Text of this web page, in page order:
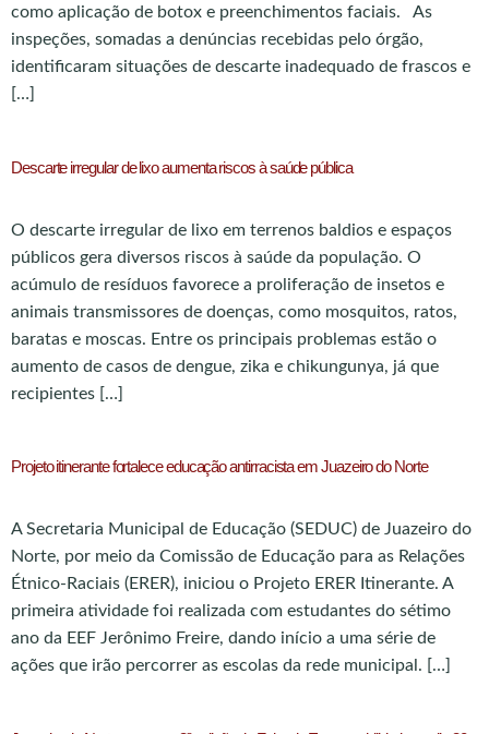
como aplicação de botox e preenchimentos faciais. As
inspeções, somadas a denúncias recebidas pelo órgão,
identificaram situações de descarte inadequado de frascos e
[…]
Descarte irregular de lixo aumenta riscos à saúde pública
O descarte irregular de lixo em terrenos baldios e espaços
públicos gera diversos riscos à saúde da população. O
acúmulo de resíduos favorece a proliferação de insetos e
animais transmissores de doenças, como mosquitos, ratos,
baratas e moscas. Entre os principais problemas estão o
aumento de casos de dengue, zika e chikungunya, já que
recipientes […]
Projeto itinerante fortalece educação antirracista em Juazeiro do Norte
A Secretaria Municipal de Educação (SEDUC) de Juazeiro do
Norte, por meio da Comissão de Educação para as Relações
Étnico-Raciais (ERER), iniciou o Projeto ERER Itinerante. A
primeira atividade foi realizada com estudantes do sétimo
ano da EEF Jerônimo Freire, dando início a uma série de
ações que irão percorrer as escolas da rede municipal. […]